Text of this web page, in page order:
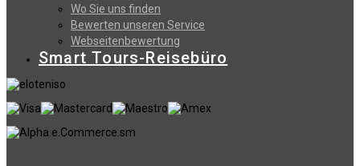
Wo Sie uns finden
Bewerten unseren Service
Webseitenbewertung
Smart Tours-Reisebüro